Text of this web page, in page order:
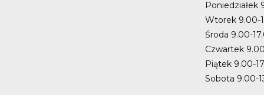
Poniedziałek
Wtorek 9.00-
Środa 9.00-
Czwartek
Piątek 9.00-
Sobota 9.00-